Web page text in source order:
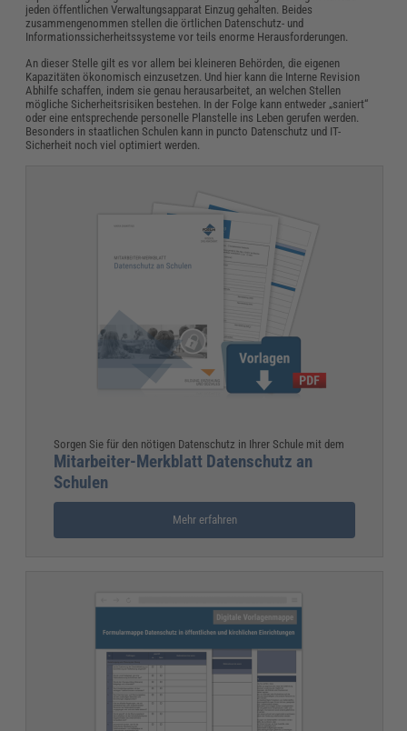
jeden öffentlichen Verwaltungsapparat Einzug gehalten. Beides
zusammengenommen stellen die örtlichen Datenschutz- und
Informationssicherheitssysteme vor teils enorme Herausforderungen.
An dieser Stelle gilt es vor allem bei kleineren Behörden, die eigenen
Kapazitäten ökonomisch einzusetzen. Und hier kann die Interne Revision
Abhilfe schaffen, indem sie genau herausarbeitet, an welchen Stellen
mögliche Sicherheitsrisiken bestehen. In der Folge kann entweder „saniert“
oder eine entsprechende personelle Planstelle ins Leben gerufen werden.
Besonders in staatlichen Schulen kann in puncto Datenschutz und IT-
Sicherheit noch viel optimiert werden.
Sorgen Sie für den nötigen Datenschutz in Ihrer Schule mit dem
Mitarbeiter-Merkblatt Datenschutz an
Schulen
Mehr erfahren